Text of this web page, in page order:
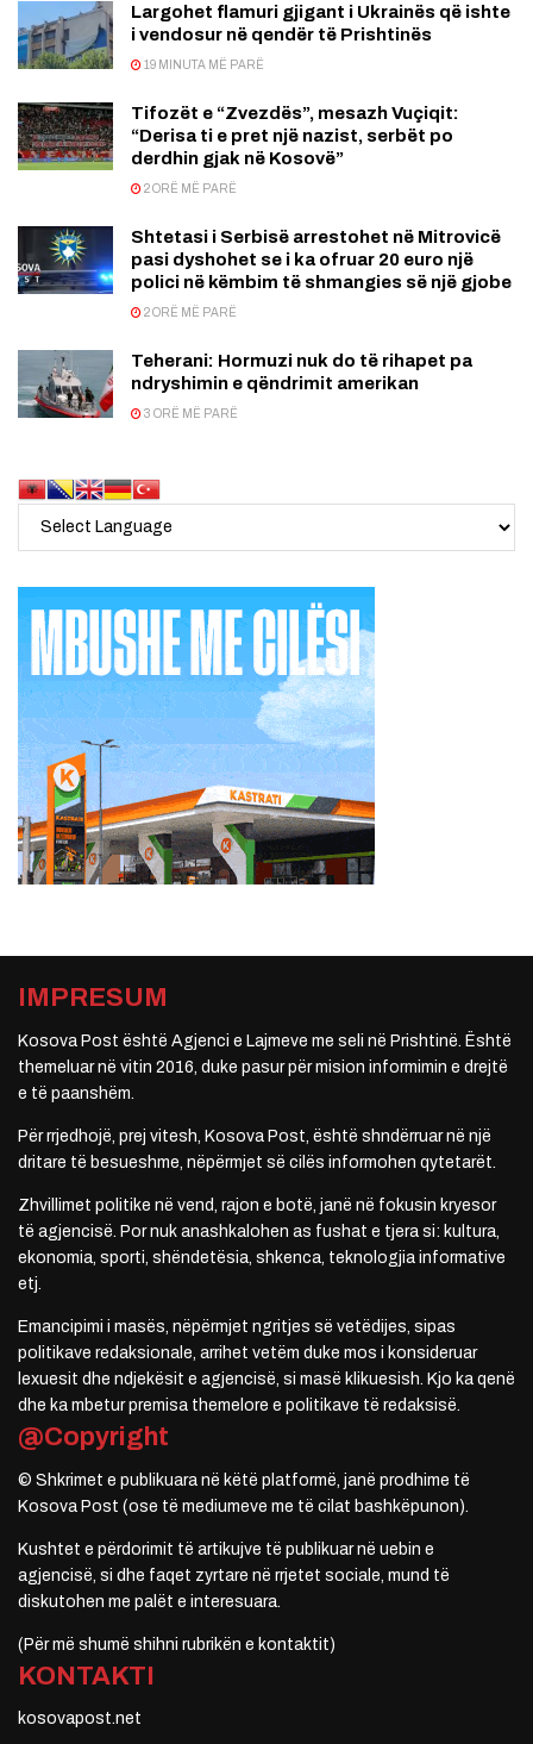
Largohet flamuri gjigant i Ukrainës që ishte
i vendosur në qendër të Prishtinës
19 MINUTA MË PARË
Tifozët e “Zvezdës”, mesazh Vuçiqit:
“Derisa ti e pret një nazist, serbët po
derdhin gjak në Kosovë”
2 ORË MË PARË
Shtetasi i Serbisë arrestohet në Mitrovicë
pasi dyshohet se i ka ofruar 20 euro një
polici në këmbim të shmangies së një gjobe
2 ORË MË PARË
Teherani: Hormuzi nuk do të rihapet pa
ndryshimin e qëndrimit amerikan
3 ORË MË PARË
IMPRESUM
Kosova Post është Agjenci e Lajmeve me seli në Prishtinë. Është
themeluar në vitin 2016, duke pasur për mision informimin e drejtë
e të paanshëm.
Për rrjedhojë, prej vitesh, Kosova Post, është shndërruar në një
dritare të besueshme, nëpërmjet së cilës informohen qytetarët.
Zhvillimet politike në vend, rajon e botë, janë në fokusin kryesor
të agjencisë. Por nuk anashkalohen as fushat e tjera si: kultura,
ekonomia, sporti, shëndetësia, shkenca, teknologjia informative
etj.
Emancipimi i masës, nëpërmjet ngritjes së vetëdijes, sipas
politikave redaksionale, arrihet vetëm duke mos i konsideruar
lexuesit dhe ndjekësit e agjencisë, si masë klikuesish. Kjo ka qenë
dhe ka mbetur premisa themelore e politikave të redaksisë.
@Copyright
© Shkrimet e publikuara në këtë platformë, janë prodhime të
Kosova Post (ose të mediumeve me të cilat bashkëpunon).
Kushtet e përdorimit të artikujve të publikuar në uebin e
agjencisë, si dhe faqet zyrtare në rrjetet sociale, mund të
diskutohen me palët e interesuara.
(Për më shumë shihni rubrikën e kontaktit)
KONTAKTI
kosovapost.net